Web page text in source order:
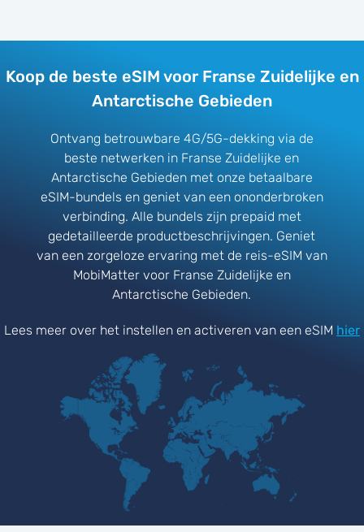
Koop de beste eSIM voor Franse Zuidelijke en
Antarctische Gebieden
Ontvang betrouwbare 4G/5G-dekking via de
beste netwerken in Franse Zuidelijke en
Antarctische Gebieden met onze betaalbare
eSIM-bundels en geniet van een ononderbroken
verbinding. Alle bundels zijn prepaid met
gedetailleerde productbeschrijvingen. Geniet
van een zorgeloze ervaring met de reis-eSIM van
MobiMatter voor Franse Zuidelijke en
Antarctische Gebieden.
Lees meer over het instellen en activeren van een eSIM hier